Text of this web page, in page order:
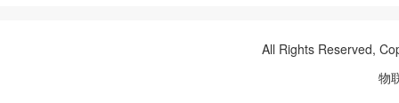
All Rights Reserved,
物